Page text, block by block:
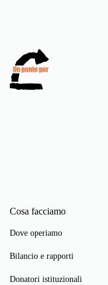
Cosa facciamo
Dove operiamo
Bilancio e rapporti
Donatori istituzionali